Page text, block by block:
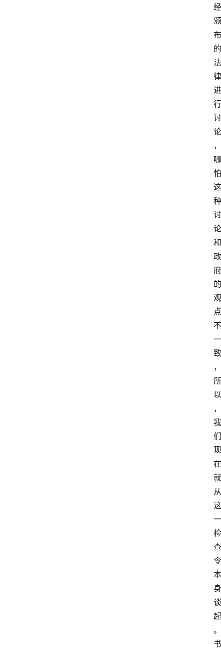
经
颁
布
的
法
律
进
行
讨
论
，
哪
怕
这
种
讨
论
和
政
府
的
观
点
不
一
致
，
所
以
，
我
们
现
在
就
从
这
一
检
查
令
本
身
谈
起
。
书